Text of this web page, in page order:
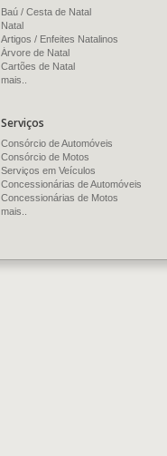
Baú / Cesta de Natal
Natal
Artigos / Enfeites Natalinos
Árvore de Natal
Cartões de Natal
mais..
Serviços
Consórcio de Automóveis
Consórcio de Motos
Serviços em Veículos
Concessionárias de Automóveis
Concessionárias de Motos
mais..